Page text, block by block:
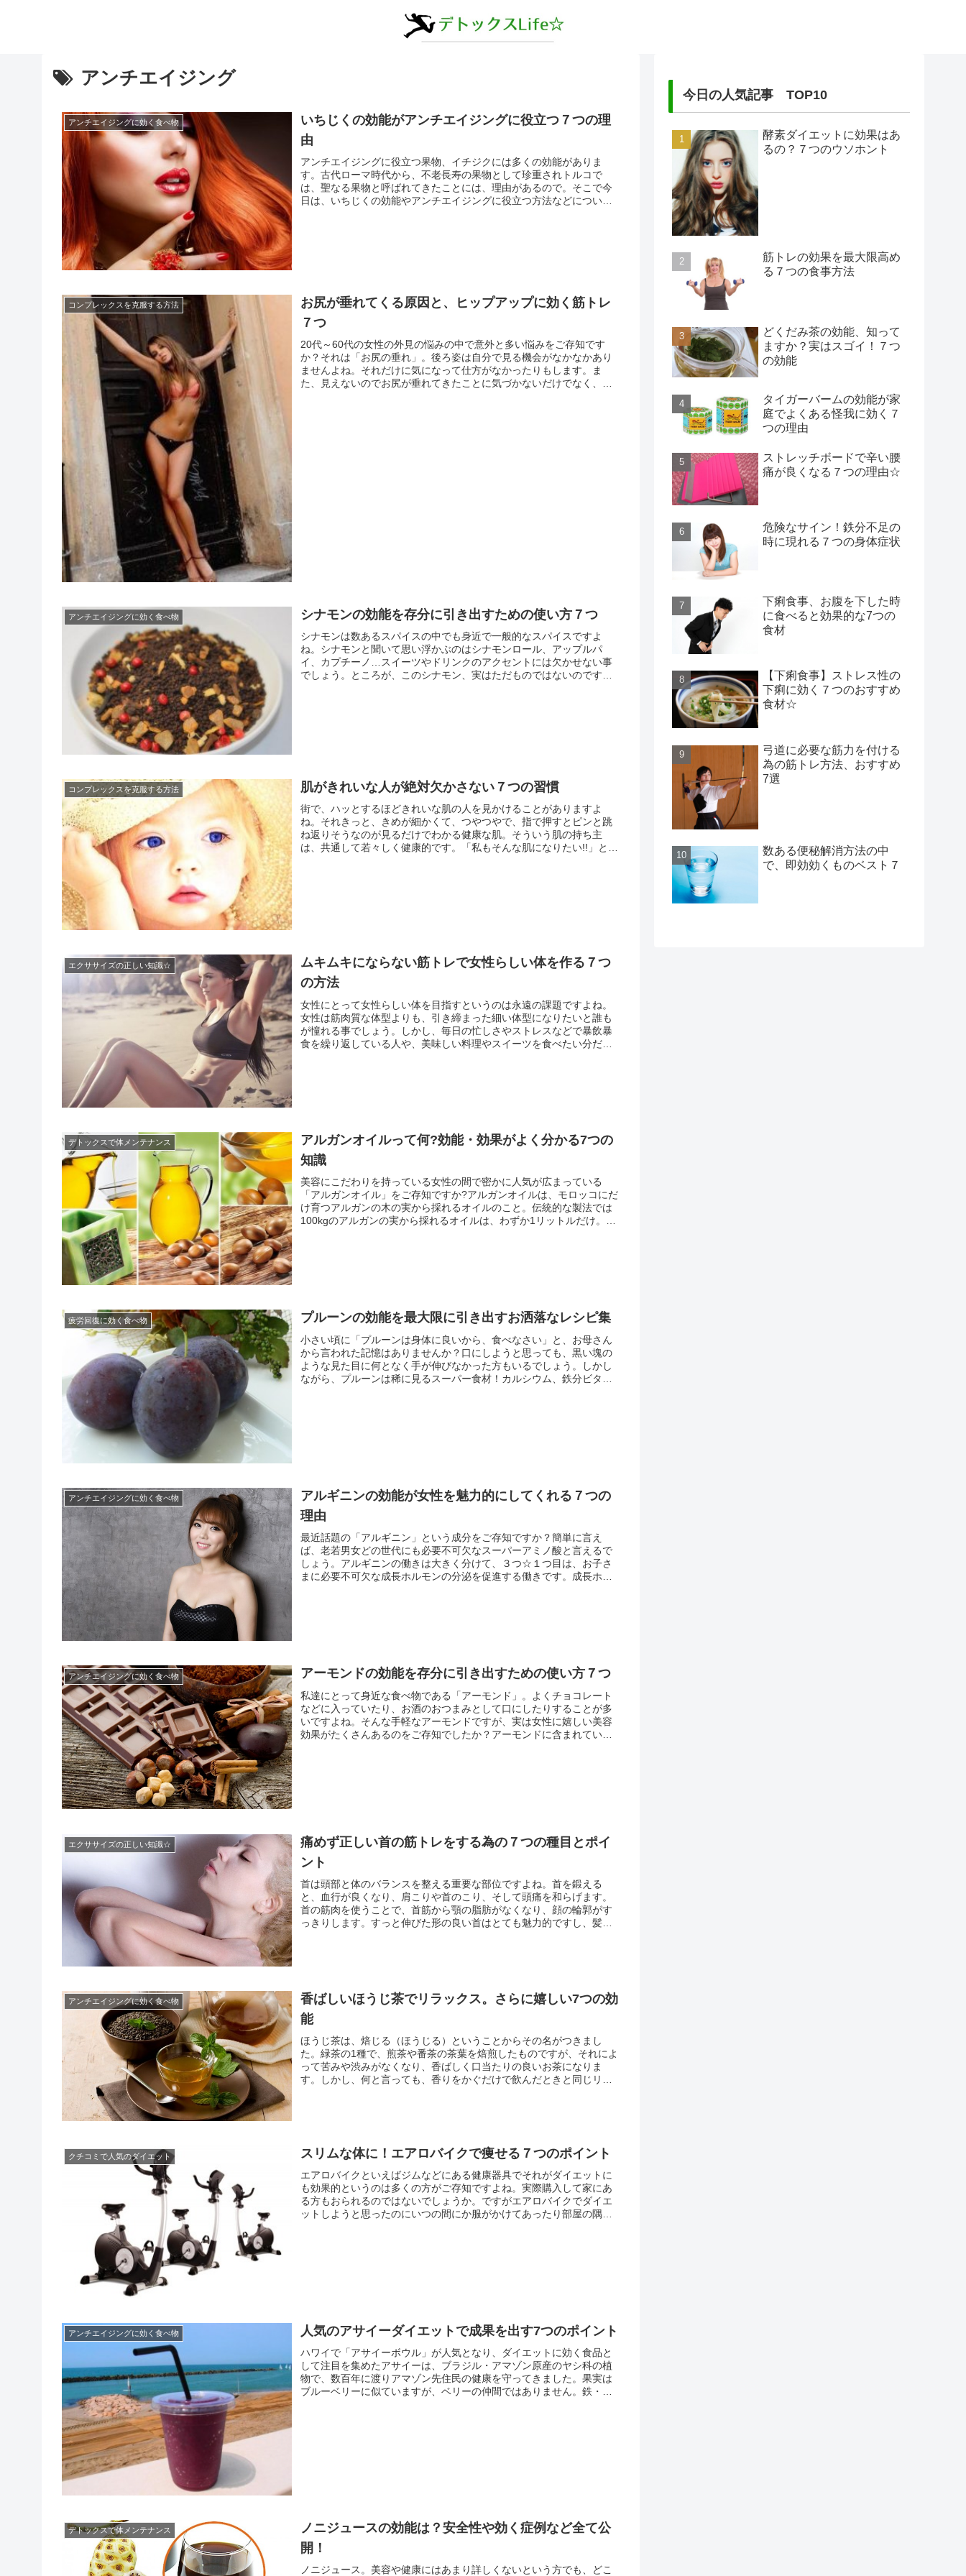
アンチエイジング
アンチエイジングに効く食べ物
いちじくの効能がアンチエイジングに役立つ７つの理
由
アンチエイジングに役立つ果物、イチジクには多くの効能がありま
す。古代ローマ時代から、不老長寿の果物として珍重されトルコで
は、聖なる果物と呼ばれてきたことには、理由があるので。そこで今
日は、いちじくの効能やアンチエイジングに役立つ方法などについて
コンプレックスを克服する方法
お尻が垂れてくる原因と、ヒップアップに効く筋トレ
７つ
20代～60代の女性の外見の悩みの中で意外と多い悩みをご存知です
か？それは「お尻の垂れ」。後ろ姿は自分で見る機会がなかなかあり
ませんよね。それだけに気になって仕方がなかったりもします。ま
た、見えないのでお尻が垂れてきたことに気づかないだけでなく、垂
アンチエイジングに効く食べ物 シナモンの効能を存分に引き出すための使い方７つ
シナモンは数あるスパイスの中でも身近で一般的なスパイスですよ
ね。シナモンと聞いて思い浮かぶのはシナモンロール、アップルパ
イ、カプチーノ…スイーツやドリンクのアクセントには欠かせない事
でしょう。ところが、このシナモン、実はただものではないのです。
コンプレックスを克服する方法 肌がきれいな人が絶対欠かさない７つの習慣
街で、ハッとするほどきれいな肌の人を見かけることがありますよ
ね。それきっと、きめが細かくて、つやつやで、指で押すとピンと跳
ね返りそうなのが見るだけでわかる健康な肌。そういう肌の持ち主
は、共通して若々しく健康的です。「私もそんな肌になりたい!!」と思
エクササイズの正しい知識☆
ムキムキにならない筋トレで女性らしい体を作る７つ
の方法
女性にとって女性らしい体を目指すというのは永遠の課題ですよね。
女性は筋肉質な体型よりも、引き締まった細い体型になりたいと誰も
が憧れる事でしょう。しかし、毎日の忙しさやストレスなどで暴飲暴
食を繰り返している人や、美味しい料理やスイーツを食べたい分だけ
デトックスで体メンテナンス
アルガンオイルって何?効能・効果がよく分かる7つの
知識
美容にこだわりを持っている女性の間で密かに人気が広まっている
「アルガンオイル」をご存知ですか?アルガンオイルは、モロッコにだ
け育つアルガンの木の実から採れるオイルのこと。伝統的な製法では
100kgのアルガンの実から採れるオイルは、わずか1リットルだけ。し
疲労回復に効く食べ物 プルーンの効能を最大限に引き出すお洒落なレシピ集
小さい頃に「プルーンは身体に良いから、食べなさい」と、お母さん
から言われた記憶はありませんか？口にしようと思っても、黒い塊の
ような見た目に何となく手が伸びなかった方もいるでしょう。しかし
ながら、プルーンは稀に見るスーパー食材！カルシウム、鉄分ビタミ
アンチエイジングに効く食べ物
アルギニンの効能が女性を魅力的にしてくれる７つの
理由
最近話題の「アルギニン」という成分をご存知ですか？簡単に言え
ば、老若男女どの世代にも必要不可欠なスーパーアミノ酸と言えるで
しょう。アルギニンの働きは大きく分けて、３つ☆１つ目は、お子さ
まに必要不可欠な成長ホルモンの分泌を促進する働きです。成長ホル
アンチエイジングに効く食べ物 アーモンドの効能を存分に引き出すための使い方７つ
私達にとって身近な食べ物である「アーモンド」。よくチョコレート
などに入っていたり、お酒のおつまみとして口にしたりすることが多
いですよね。そんな手軽なアーモンドですが、実は女性に嬉しい美容
効果がたくさんあるのをご存知でしたか？アーモンドに含まれている
エクササイズの正しい知識☆
痛めず正しい首の筋トレをする為の７つの種目とポイ
ント
首は頭部と体のバランスを整える重要な部位ですよね。首を鍛える
と、血行が良くなり、肩こりや首のこり、そして頭痛を和らげます。
首の筋肉を使うことで、首筋から顎の脂肪がなくなり、顔の輪郭がす
っきりします。すっと伸びた形の良い首はとても魅力的ですし、髪の
アンチエイジングに効く食べ物
香ばしいほうじ茶でリラックス。さらに嬉しい7つの効
能
ほうじ茶は、焙じる（ほうじる）ということからその名がつきまし
た。緑茶の1種で、煎茶や番茶の茶葉を焙煎したものですが、それによ
って苦みや渋みがなくなり、香ばしく口当たりの良いお茶になりま
す。しかし、何と言っても、香りをかぐだけで飲んだときと同じリラ
クチコミで人気のダイエット スリムな体に！エアロバイクで痩せる７つのポイント
エアロバイクといえばジムなどにある健康器具でそれがダイエットに
も効果的というのは多くの方がご存知ですよね。実際購入して家にあ
る方もおられるのではないでしょうか。ですがエアロバイクでダイエ
ットしようと思ったのにいつの間にか服がかけてあったり部屋の隅に
アンチエイジングに効く食べ物 人気のアサイーダイエットで成果を出す7つのポイント
ハワイで「アサイーボウル」が人気となり、ダイエットに効く食品と
して注目を集めたアサイーは、ブラジル・アマゾン原産のヤシ科の植
物で、数百年に渡りアマゾン先住民の健康を守ってきました。果実は
ブルーベリーに似ていますが、ベリーの仲間ではありません。鉄・食
デトックスで体メンテナンス
ノニジュースの効能は？安全性や効く症例など全て公
開！
ノニジュース。美容や健康にはあまり詳しくないという方でも、どこ
今日の人気記事 TOP10
酵素ダイエットに効果はあ
るの？７つのウソホント
筋トレの効果を最大限高め
る７つの食事方法
どくだみ茶の効能、知って
ますか？実はスゴイ！７つ
の効能
タイガーバームの効能が家
庭でよくある怪我に効く７
つの理由
ストレッチボードで辛い腰
痛が良くなる７つの理由☆
危険なサイン！鉄分不足の
時に現れる７つの身体症状
下痢食事、お腹を下した時
に食べると効果的な7つの
食材
【下痢食事】ストレス性の
下痢に効く７つのおすすめ
食材☆
弓道に必要な筋力を付ける
為の筋トレ方法、おすすめ
7選
数ある便秘解消方法の中
で、即効効くものベスト７